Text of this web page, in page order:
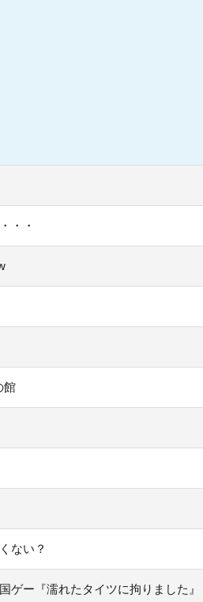
・・
館
ない？
ゲー『濡れたタイツに拘りました』